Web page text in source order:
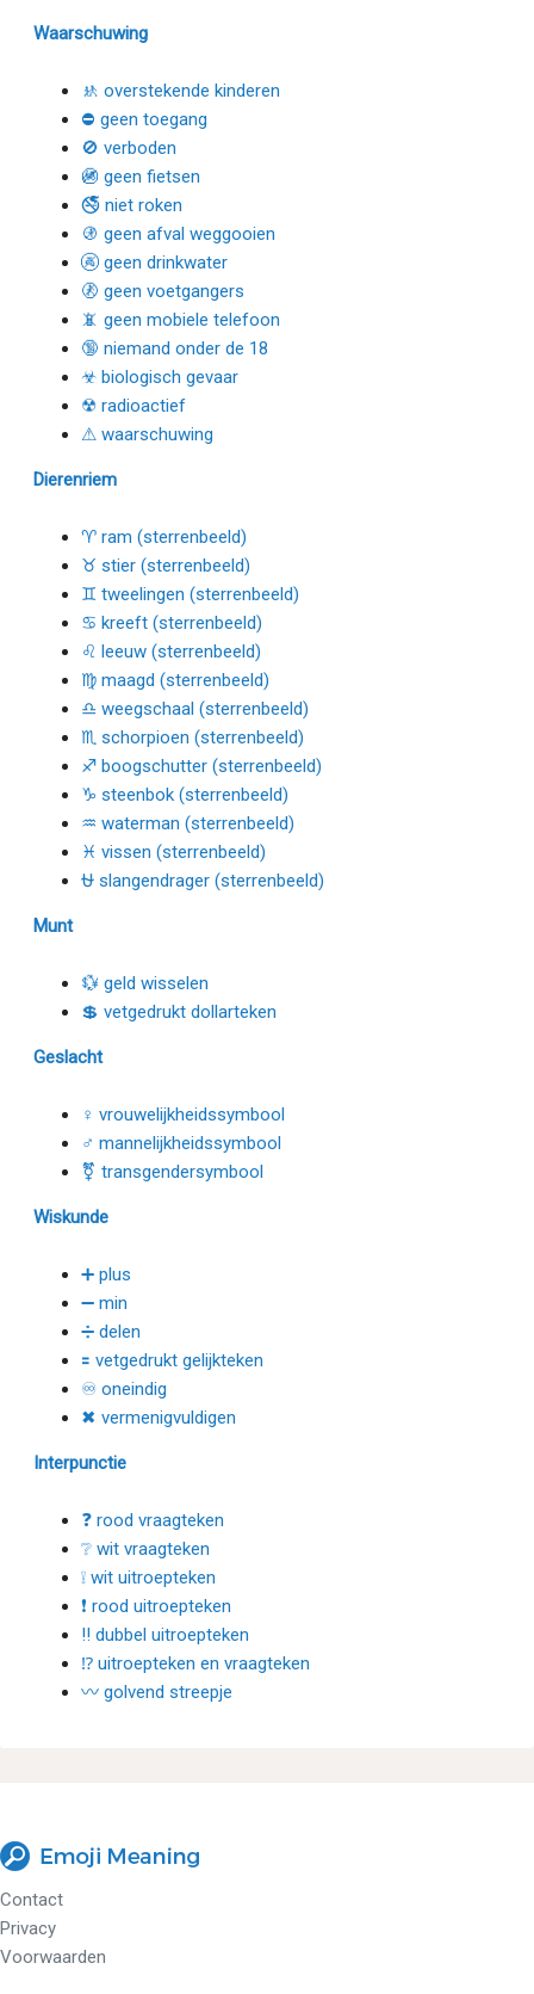
Waarschuwing
🚸 overstekende kinderen
⛔ geen toegang
🚫 verboden
🚳 geen fietsen
🚭 niet roken
🚯 geen afval weggooien
🚱 geen drinkwater
🚷 geen voetgangers
📵 geen mobiele telefoon
🔞 niemand onder de 18
☣ biologisch gevaar
☢ radioactief
⚠ waarschuwing
Dierenriem
♈ ram (sterrenbeeld)
♉ stier (sterrenbeeld)
♊ tweelingen (sterrenbeeld)
♋ kreeft (sterrenbeeld)
♌ leeuw (sterrenbeeld)
♍ maagd (sterrenbeeld)
♎ weegschaal (sterrenbeeld)
♏ schorpioen (sterrenbeeld)
♐ boogschutter (sterrenbeeld)
♑ steenbok (sterrenbeeld)
♒ waterman (sterrenbeeld)
♓ vissen (sterrenbeeld)
⛎ slangendrager (sterrenbeeld)
Munt
💱 geld wisselen
💲 vetgedrukt dollarteken
Geslacht
♀ vrouwelijkheidssymbool
♂ mannelijkheidssymbool
⚧ transgendersymbool
Wiskunde
➕ plus
➖ min
➗ delen
🟰 vetgedrukt gelijkteken
♾ oneindig
✖ vermenigvuldigen
Interpunctie
❓ rood vraagteken
❔ wit vraagteken
❕ wit uitroepteken
❗ rood uitroepteken
‼ dubbel uitroepteken
⁉ uitroepteken en vraagteken
〰 golvend streepje
Contact
Privacy
Voorwaarden